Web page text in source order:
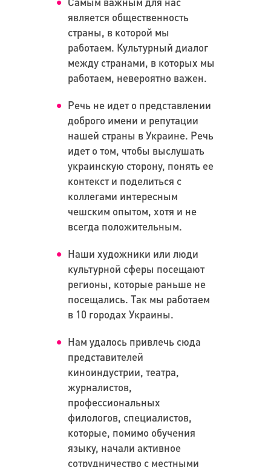
является общественность
страны, в которой мы
работаем. Культурный диалог
между странами, в которых мы
работаем, невероятно важен.
Речь не идет о представлении
доброго имени и репутации
нашей страны в Украине. Речь
идет о том, чтобы выслушать
украинскую сторону, понять ее
контекст и поделиться с
коллегами интересным
чешским опытом, хотя и не
всегда положительным.
Наши художники или люди
культурной сферы посещают
регионы, которые раньше не
посещались. Так мы работаем
в 10 городах Украины.
Нам удалось привлечь сюда
представителей
киноиндустрии, театра,
журналистов,
профессиональных
филологов, специалистов,
которые, помимо обучения
языку, начали активное
сотрудничество с местными